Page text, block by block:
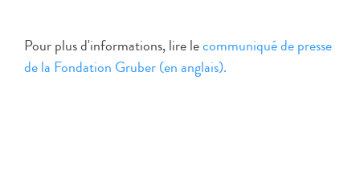
Pour plus d'informations, lire lecommuniqué de presse
de la Fondation Gruber (en anglais).